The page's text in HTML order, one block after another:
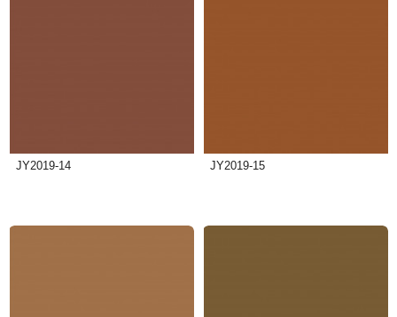
JY2019-14 JY2019-15